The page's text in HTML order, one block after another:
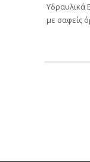
Υδραυλικά
με σαφείς